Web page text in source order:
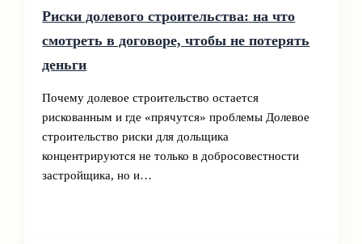
Риски долевого строительства: на что
смотреть в договоре, чтобы не потерять
деньги
Почему долевое строительство остается
рискованным и где «прячутся» проблемы Долевое
строительство риски для дольщика
концентрируются не только в добросовестности
застройщика, но и…